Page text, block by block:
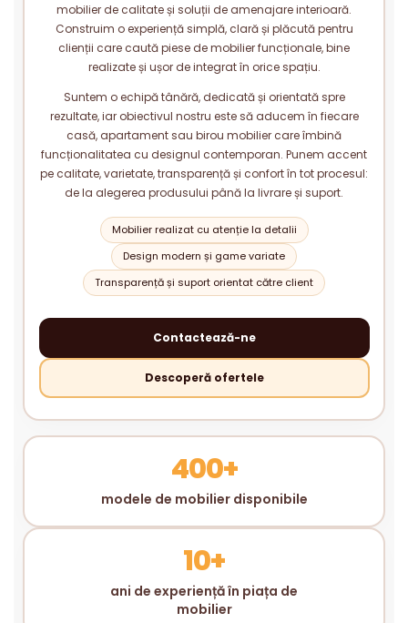
mobilier de calitate și soluții de amenajare interioară.
Construim o experiență simplă, clară și plăcută pentru
clienții care caută piese de mobilier funcționale, bine
realizate și ușor de integrat în orice spațiu.
Suntem o echipă tânără, dedicată și orientată spre
rezultate, iar obiectivul nostru este să aducem în fiecare
casă, apartament sau birou mobilier care îmbină
funcționalitatea cu designul contemporan. Punem accent
pe calitate, varietate, transparență și confort în tot procesul:
de la alegerea produsului până la livrare și suport.
Mobilier realizat cu atenție la detalii
Design modern și game variate
Transparență și suport orientat către client
Contactează-ne
Descoperă ofertele
400+
modele de mobilier disponibile
10+
ani de experiență în piața de
mobilier